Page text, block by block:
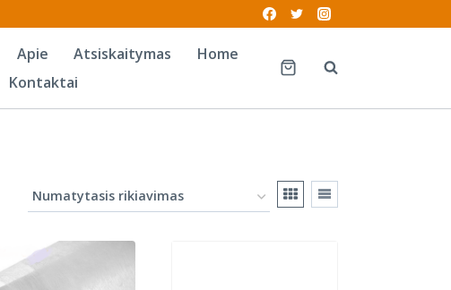
Apie Atsiskaitymas
Home
Kontaktai